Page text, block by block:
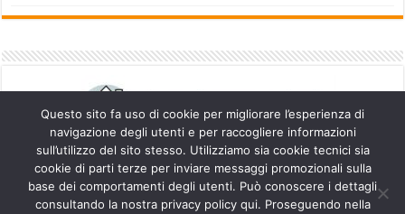
Questo sito fa uso di cookie per migliorare l’esperienza di
navigazione degli utenti e per raccogliere informazioni
sull’utilizzo del sito stesso. Utilizziamo sia cookie tecnici sia
cookie di parti terze per inviare messaggi promozionali sulla
base dei comportamenti degli utenti. Può conoscere i dettagli
consultando la nostra privacy policy qui. Proseguendo nella